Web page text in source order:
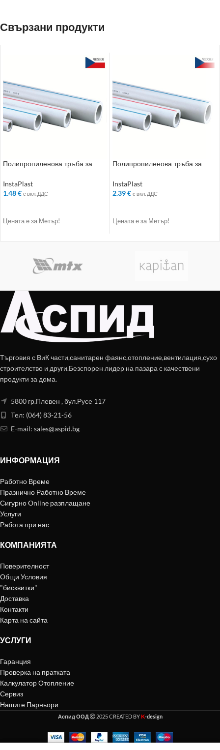
Свързани продукти
Полипропиленова тръба за
InstaPlast
1.48€ с вкл. ДДС
Цената е за Метър!
Полипропиленова тръба за
InstaPlast
2.39€ с вкл. ДДС
Цената е за Метър!
Търговия с ВиК части,санитарен фаянс,отопление,вентилация,сухо
строителство и други.Безспорен лидер на пазара с качествени
продукти за дома.
5800 гр.Плевен , бул.Русе 117
Тел: (064) 83-21-56
E-mail: sales@aspid.bg
ИНФОРМАЦИЯ
Работно Време
Празнично Работно Време
Сигурно Online разплащане
Услуги
Работа при нас
КОМПАНИЯТА
Поверителност
Общи Условия
"бисквитки"
Доставка
Контакти
Карта на сайта
УСЛУГИ
Гаранция
Проверка на пратката
Калкулатор Отопление
Сервиз
Нашите Парньори
Аспид ООД 2025 CREATED BY K-design